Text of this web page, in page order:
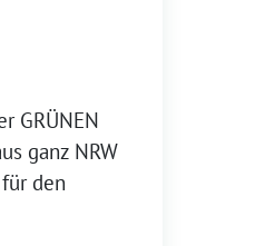
GRÜNEN
ganz NRW
den